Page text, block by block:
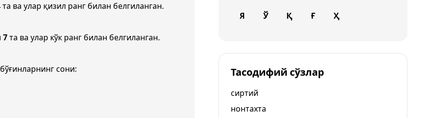
та ва улар қизил ранг билан белгиланган.
7та ва улар кўк ранг билан белгиланган.
сони:
Я Ў Қ Ғ Ҳ
Тасодифий сўзлар
сиртий
нонтахта